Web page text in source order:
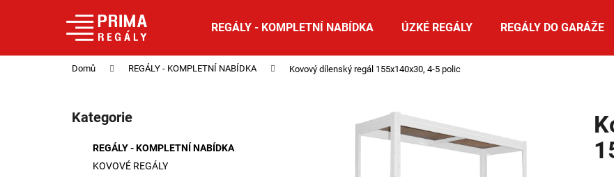
REGÁLY - KOMPLETNÍ NABÍDKA ÚZKÉ REGÁLY REGÁLY DO GARÁŽE
Domů REGÁLY - KOMPLETNÍ NABÍDKA Kovový dílenský regál 155x140x30, 4-5 polic
Přeskočit
kategorie
Kategorie
REGÁLY - KOMPLETNÍ NABÍDKA
KOVOVÉ REGÁLY
Zpět
do
Zpět
do
Co potřebujete najít?